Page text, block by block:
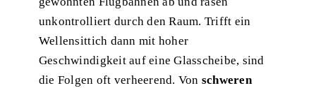
unkontrolliert durch den Raum. Trifft ein
Wellensittich dann mit hoher
Geschwindigkeit auf eine Glasscheibe, sind
die Folgen oft verheerend. Von schweren